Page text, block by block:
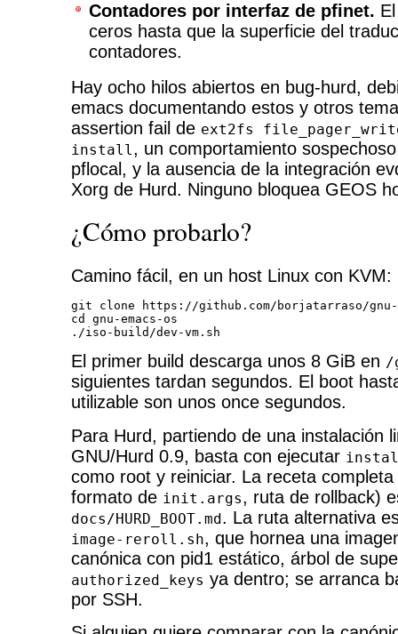
Contadores por interfaz de pfinet.
ceros hasta que la superficie del
contadores.
Hay ocho hilos abiertos en bug-hurd,
emacs documentando estos y otros
assertion fail de ext2fs
install, un comportamiento
pflocal, y la ausencia de la integración
Xorg de Hurd. Ninguno bloquea GEOS
¿Cómo probarlo?
Camino fácil, en un host Linux con KVM:
git clone https://github.com/borjatarraso/gnu-
cd gnu-emacs-os
./iso-build/dev-vm.sh
El primer build descarga unos 8 GiB en /
siguientes tardan segundos. El boot
utilizable son unos once segundos.
Para Hurd, partiendo de una instalación
GNU/Hurd 0.9, basta con ejecutar
como root y reiniciar. La receta
formato de init.args, ruta de rollback)
docs/HURD_BOOT.md. La ruta alternativa
image-reroll.sh, que hornea una
canónica con pid1 estático, árbol de
authorized_keys ya dentro; se arranca
por SSH.